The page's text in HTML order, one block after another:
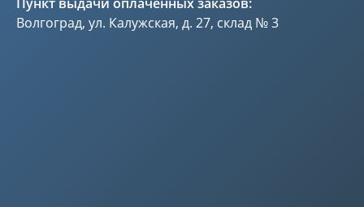
Волгоград, ул. Калужская, д. 27, склад № 3